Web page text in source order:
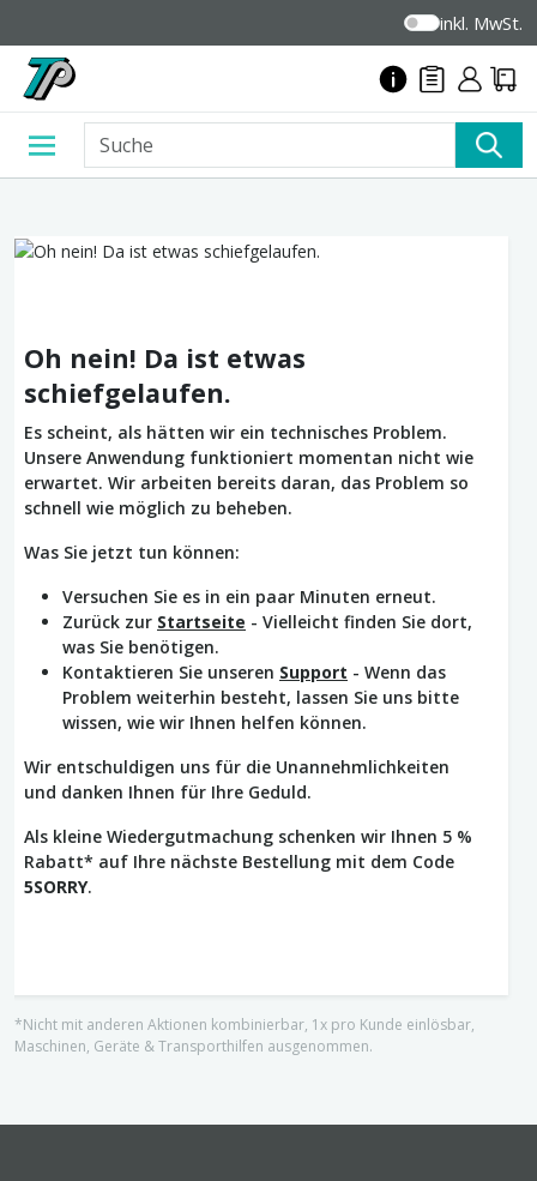
inkl. MwSt.
Oh nein! Da ist etwas
schiefgelaufen.
Es scheint, als hätten wir ein technisches Problem.
Unsere Anwendung funktioniert momentan nicht wie
erwartet. Wir arbeiten bereits daran, das Problem so
schnell wie möglich zu beheben.
Was Sie jetzt tun können:
Versuchen Sie es in ein paar Minuten erneut.
Zurück zur Startseite - Vielleicht finden Sie dort,
was Sie benötigen.
Kontaktieren Sie unseren Support - Wenn das
Problem weiterhin besteht, lassen Sie uns bitte
wissen, wie wir Ihnen helfen können.
Wir entschuldigen uns für die Unannehmlichkeiten
und danken Ihnen für Ihre Geduld.
Als kleine Wiedergutmachung schenken wir Ihnen 5 %
Rabatt* auf Ihre nächste Bestellung mit dem Code
5SORRY.
*Nicht mit anderen Aktionen kombinierbar, 1x pro Kunde einlösbar,
Maschinen, Geräte & Transporthilfen ausgenommen.